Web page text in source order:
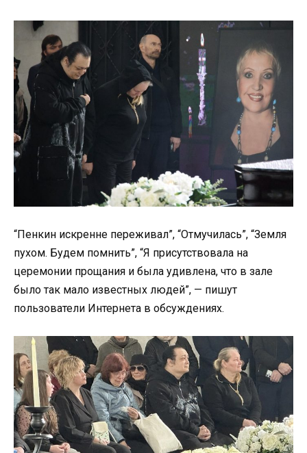
“Пенкин искренне переживал”, “Отмучилась”, “Земля
пухом. Будем помнить”, “Я присутствовала на
церемонии прощания и была удивлена, что в зале
было так мало известных людей”, — пишут
пользователи Интернета в обсуждениях.